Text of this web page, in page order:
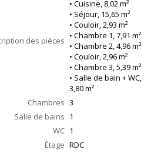
des pièces
• Cuisine, 8,02 m²
• Séjour, 15,65 m²
• Couloir, 2,93 m²
• Chambre 1, 7,91 m²
• Chambre 2, 4,96 m²
• Couloir, 2,96 m²
• Chambre 3, 5,39 m²
• Salle de bain + WC,
3,80 m²
Chambres 3
Salle de bains 1
WC 1
Étage RDC